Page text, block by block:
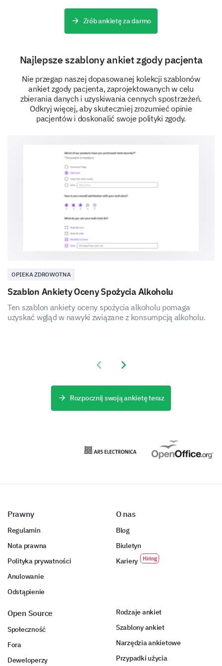
Zrób ankietę za darmo
Najlepsze szablony ankiet zgody pacjenta
Nie przegap naszej dopasowanej kolekcji szablonów
ankiet zgody pacjenta, zaprojektowanych w celu
zbierania danych i uzyskiwania cennych spostrzeżeń.
Odkryj więcej, aby skuteczniej zrozumieć opinie
pacjentów i doskonalić swoje polityki zgody.
OPIEKA ZDROWOTNA
Szablon Ankiety Oceny Spożycia Alkoholu
Ten szablon ankiety oceny spożycia alkoholu pomaga
uzyskać wgląd w nawyki związane z konsumpcją alkoholu.
Previous slide
Next slide
Rozpocznij swoją ankietę teraz
Prawny
Regulamin
Nota prawna
Polityka prywatności
Anulowanie
Odstąpienie
O nas
Blog
Biuletyn
Kariery
Open Source
Społeczność
Fora
Deweloperzy
Rodzaje ankiet
Szablony ankiet
Narzędzia ankietowe
Przypadki użycia